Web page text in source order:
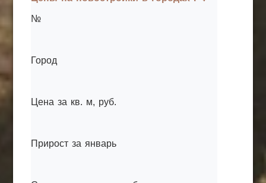
№
Город
Цена за кв. м, руб.
Прирост за январь